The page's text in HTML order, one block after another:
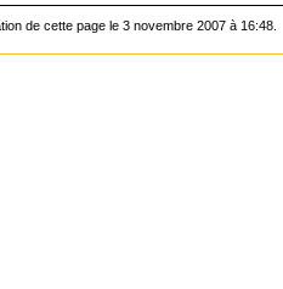
de cette page le 3 novembre 2007 à 16:48.